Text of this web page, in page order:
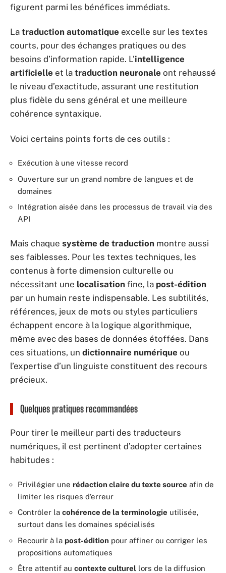
figurent parmi les bénéfices immédiats.
La traduction automatique excelle sur les textes
courts, pour des échanges pratiques ou des
besoins d’information rapide. L’intelligence
artificielle et la traduction neuronale ont rehaussé
le niveau d’exactitude, assurant une restitution
plus fidèle du sens général et une meilleure
cohérence syntaxique.
Voici certains points forts de ces outils :
Exécution à une vitesse record
Ouverture sur un grand nombre de langues et de
domaines
Intégration aisée dans les processus de travail via des
API
Mais chaque système de traduction montre aussi
ses faiblesses. Pour les textes techniques, les
contenus à forte dimension culturelle ou
nécessitant une localisation fine, la post-édition
par un humain reste indispensable. Les subtilités,
références, jeux de mots ou styles particuliers
échappent encore à la logique algorithmique,
même avec des bases de données étoffées. Dans
ces situations, un dictionnaire numérique ou
l’expertise d’un linguiste constituent des recours
précieux.
Quelques pratiques recommandées
Pour tirer le meilleur parti des traducteurs
numériques, il est pertinent d’adopter certaines
habitudes :
Privilégier une rédaction claire du texte source afin de
limiter les risques d’erreur
Contrôler la cohérence de la terminologie utilisée,
surtout dans les domaines spécialisés
Recourir à la post-édition pour affiner ou corriger les
propositions automatiques
Être attentif au contexte culturel lors de la diffusion